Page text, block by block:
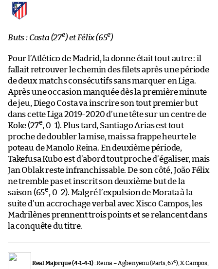
Buts : Costa (27e) et Félix (65e)
Pour l’Atlético de Madrid, la donne était tout autre : il
fallait retrouver le chemin des filets après une période
de deux matchs consécutifs sans marquer en Liga.
Après une occasion manquée dès la première minute
de jeu, Diego Costa va inscrire son tout premier but
dans cette Liga 2019-2020 d’une tête sur un centre de
Koke (27e, 0-1). Plus tard, Santiago Arias est tout
proche de doubler la mise, mais sa frappe heurte le
poteau de Manolo Reina. En deuxième période,
Takefusa Kubo est d’abord tout proche d’égaliser, mais
Jan Oblak reste infranchissable. De son côté, João Félix
ne tremble pas et inscrit son deuxième but de la
saison (65e, 0-2). Malgré l’expulsion de Morata à la
suite d’un accrochage verbal avec Xisco Campos, les
Madrilènes prennent trois points et se relancent dans
la conquête du titre.
Real Majorque (4-1-4-1) :Reina – Agbenyenu (Parts, 67e), X.Campos,